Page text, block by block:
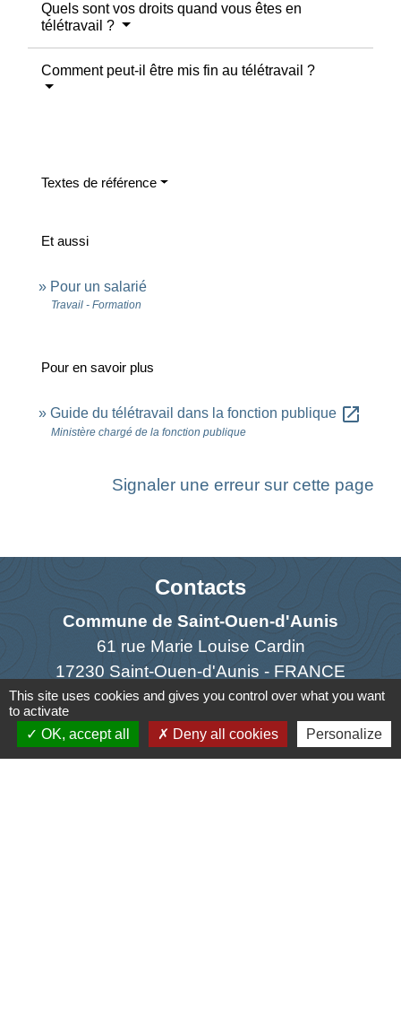
Quels sont vos droits quand vous êtes en
télétravail ?
Comment peut-il être mis fin au télétravail ?
Textes de référence
Et aussi
Pour un salarié
Travail - Formation
Pour en savoir plus
Guide du télétravail dans la fonction publique open_in_new
Ministère chargé de la fonction publique
Signaler une erreur sur cette page
Contacts
Commune de Saint-Ouen-d'Aunis
61 rue Marie Louise Cardin
17230 Saint-Ouen-d'Aunis - FRANCE
+33 5 46 01 40 64
Contact par formulaire
This site uses cookies and gives you control over what you want
to activate
OK, accept all
Deny all cookies Personalize